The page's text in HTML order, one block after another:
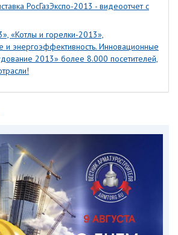
РосГазЭкспо-2013 - видеоотчет с
«Котлы и горелки-2013»,
и энергоэффективность. Инновационные
2013» более 8.000 посетителей,